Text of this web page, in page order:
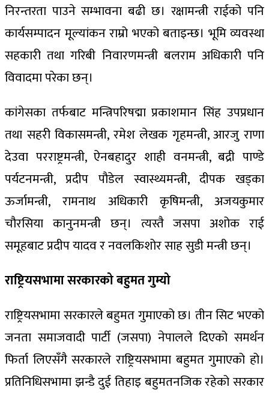
निरन्तरता पाउने सम्भावना बढी छ। रक्षामन्त्री राईको पनि
कार्यसम्पादन मूल्यांकन राम्रो भएको बताइन्छ। भूमि व्यवस्था
सहकारी तथा गरिबी निवारणमन्त्री बलराम अधिकारी पनि
विवादमा परेका छन्।
कांगेसका तर्फबाट मन्त्रिपरिषद्मा प्रकाशमान सिंह उपप्रधान
तथा सहरी विकासमन्त्री, रमेश लेखक गृहमन्त्री, आरजु राणा
देउवा परराष्ट्रमन्त्री, ऐनबहादुर शाही वनमन्त्री, बद्री पाण्डे
पर्यटनमन्त्री, प्रदीप पौडेल स्वास्थ्यमन्त्री, दीपक खड्का
ऊर्जामन्त्री, रामनाथ अधिकारी कृषिमन्त्री, अजयकुमार
चौरसिया कानुनमन्त्री छन्। त्यस्तै जसपा अशोक राई
समूहबाट प्रदीप यादव र नवलकिशोर साह सुडी मन्त्री छन्।
राष्ट्रियसभामा सरकारको बहुमत गुम्यो
राष्ट्रियसभामा सरकारले बहुमत गुमाएको छ। तीन सिट भएको
जनता समाजवादी पार्टी (जसपा) नेपालले दिएको समर्थन
फिर्ता लिएसँगै सरकारले राष्ट्रियसभामा बहुमत गुमाएको हो।
प्रतिनिधिसभामा झन्डै दुई तिहाइ बहुमतनजिक रहेको सरकार